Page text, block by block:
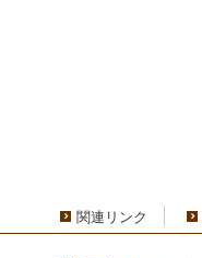
関連リンク